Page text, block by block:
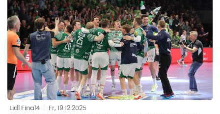
Lidl Final4 Fr, 19.12.2025